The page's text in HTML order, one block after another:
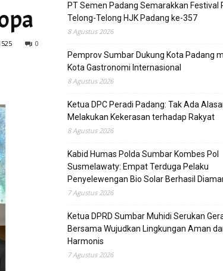
0
PT Semen Padang Semarakkan Festival
Telong-Telong HJK Padang ke-357
8 Agustus 2026
Pemprov Sumbar Dukung Kota Padang
Kota Gastronomi Internasional
8 Agustus 2026
Ketua DPC Peradi Padang: Tak Ada
Melakukan Kekerasan terhadap Rakyat
8 Agustus 2026
Kabid Humas Polda Sumbar Kombes Pol
Susmelawaty: Empat Terduga Pelaku
Penyelewengan Bio Solar Berhasil
7 Agustus 2026
Ketua DPRD Sumbar Muhidi Serukan
Bersama Wujudkan Lingkungan Aman
Harmonis
7 Agustus 2026